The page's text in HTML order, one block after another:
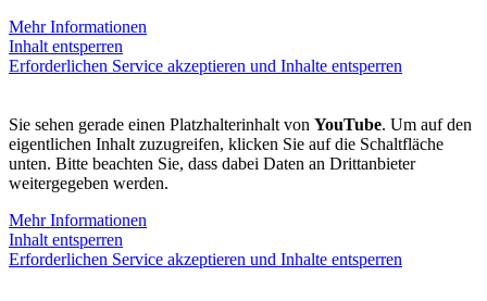
Mehr Informationen
Inhalt entsperren
Erforderlichen Service akzeptieren und Inhalte entsperren
Sie sehen gerade einen Platzhalterinhalt von YouTube. Um auf den
eigentlichen Inhalt zuzugreifen, klicken Sie auf die Schaltfläche
unten. Bitte beachten Sie, dass dabei Daten an Drittanbieter
weitergegeben werden.
Mehr Informationen
Inhalt entsperren
Erforderlichen Service akzeptieren und Inhalte entsperren